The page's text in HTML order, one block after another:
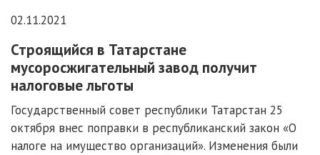
02.11.2021
Строящийся в Татарстане
мусоросжигательный завод получит
налоговые льготы
Государственный совет республики Татарстан 25
октября внес поправки в республиканский закон «О
налоге на имущество организаций». Изменения были